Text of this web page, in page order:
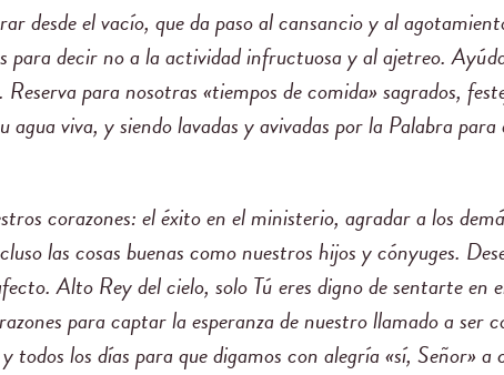
desde el vacío, que da paso al cansancio y al
para decir no a la actividad infructuosa y al ajetreo.
para nosotras «tiempos de comida» sagrados,
agua viva, y siendo lavadas y avivadas por la Palabra
corazones: el éxito en el ministerio, agradar a los
las cosas buenas como nuestros hijos y cónyuges.
Alto Rey del cielo, solo Tú eres digno de sentarte en
para captar la esperanza de nuestro llamado a ser
todos los días para que digamos con alegría «sí, Señor»